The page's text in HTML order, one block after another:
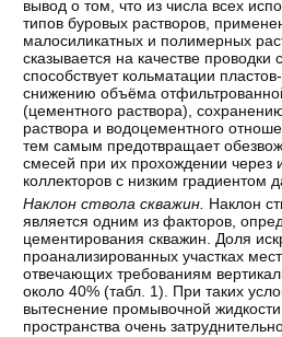
вывод о том, что из числа всех
типов буровых растворов,
малосиликатных и полимерных
сказывается на качестве проводки
способствует кольматации
снижению объёма
(цементного раствора),
раствора и водоцементного
тем самым предотвращает
смесей при их прохождении через
коллекторов с низким градиентом
Наклон ствола скважин. Наклон
является одним из факторов,
цементирования скважин. Доля
проанализированных участках
отвечающих требованиям
около 40% (табл. 1). При таких
вытеснение промывочной жидкости
пространства очень